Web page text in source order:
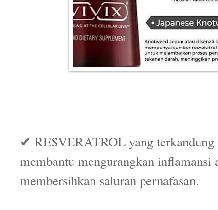
✔ RESVERATROL yang
membantu mengurangkan inflamansi
membersihkan saluran pernafasan.